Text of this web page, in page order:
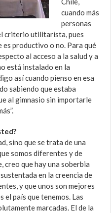
cuando más
personas
criterio utilitarista, pues
es productivo o no. Para qué
al acceso a la salud y a
está instalado en la
así cuando pienso en esa
sabiendo que estaba
al gimnasio sin importarle
sino que se trata de una
somos diferentes y de
creo que hay una soberbia
en la creencia de
y que unos son mejores
el país que tenemos. Las
marcadas. El de la